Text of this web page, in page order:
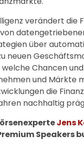
verändert die
über
neuen
Chancen und
und Märkte
die
nachhaltig
Jens
Speakers